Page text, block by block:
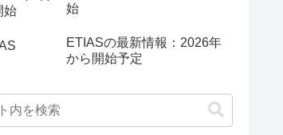
始
ETIASの最新情報：2026年
から開始予定